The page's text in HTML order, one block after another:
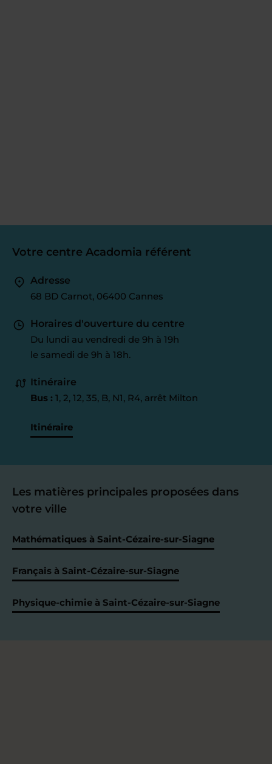
Votre centre Acadomia référent
Adresse
68 BD Carnot, 06400 Cannes
Horaires d'ouverture du centre
Du lundi au vendredi de 9h à 19h
le samedi de 9h à 18h.
Itinéraire
Bus : 1, 2, 12, 35, B, N1, R4, arrêt Milton
Itinéraire
Les matières principales proposées dans
votre ville
Mathématiques à Saint-Cézaire-sur-Siagne
Français à Saint-Cézaire-sur-Siagne
Physique-chimie à Saint-Cézaire-sur-Siagne